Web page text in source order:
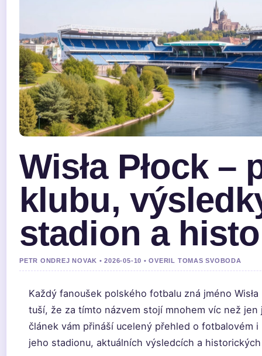
Wisła Płock –
klubu,
stadion a
PETR ONDREJ NOVAK • 2026-05-10 • OVERIL TOMAS SVOBODA
Každý fanoušek polského fotbalu zná jméno Wisła
tuší, že za tímto názvem stojí mnohem víc než jen
článek vám přináší ucelený přehled o fotbalovém i
jeho stadionu, aktuálních výsledcích a